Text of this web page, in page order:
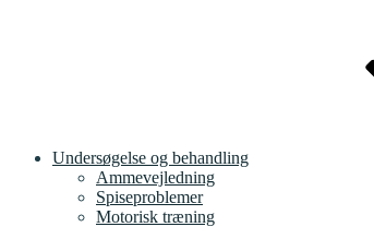
Undersøgelse og behandling
Ammevejledning
Spiseproblemer
Motorisk træning